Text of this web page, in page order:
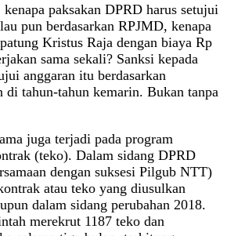
paksakan DPRD harus setujui
pun berdasarkan RPJMD, kenapa
Kristus Raja dengan biaya Rp
sama sekali? Sanksi kepada
anggaran itu berdasarkan
di tahun-tahun kemarin. Bukan tanpa
juga terjadi pada program
(teko). Dalam sidang DPRD
dengan suksesi Pilgub NTT)
atau teko yang diusulkan
dalam sidang perubahan 2018.
merekrut 1187 teko dan